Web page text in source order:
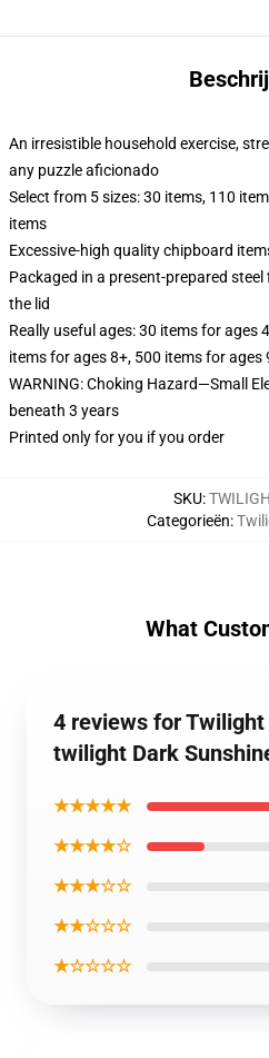
An irresistible household exercise,
any puzzle aficionado
Select from 5 sizes: 30 items, 110
items
Excessive-high quality chipboard
Packaged in a present-prepared
the lid
Really useful ages: 30 items for ages
items for ages 8+, 500 items for
WARNING: Choking Hazard—Small
beneath 3 years
Printed only for you if you order
SKU:
Categorieën:
What
4 reviews for
twilight Dark
★★★★★
★★★★☆
★★★☆☆
★★☆☆☆
★☆☆☆☆